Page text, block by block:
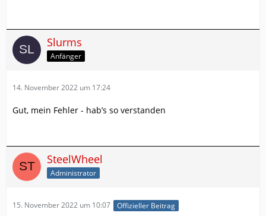
Slurms
Anfänger
14. November 2022 um 17:24
Gut, mein Fehler - hab’s so verstanden
SteelWheel
Administrator
15. November 2022 um 10:07 Offizieller Beitrag